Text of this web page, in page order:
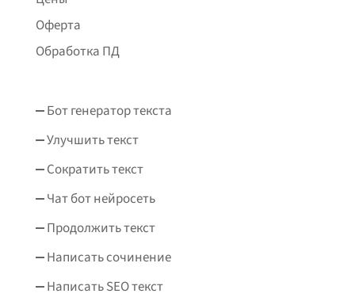
Оферта
Обработка ПД
Бот генератор текста
Улучшить текст
Сократить текст
Чат бот нейросеть
Продолжить текст
Написать сочинение
Написать SEO текст